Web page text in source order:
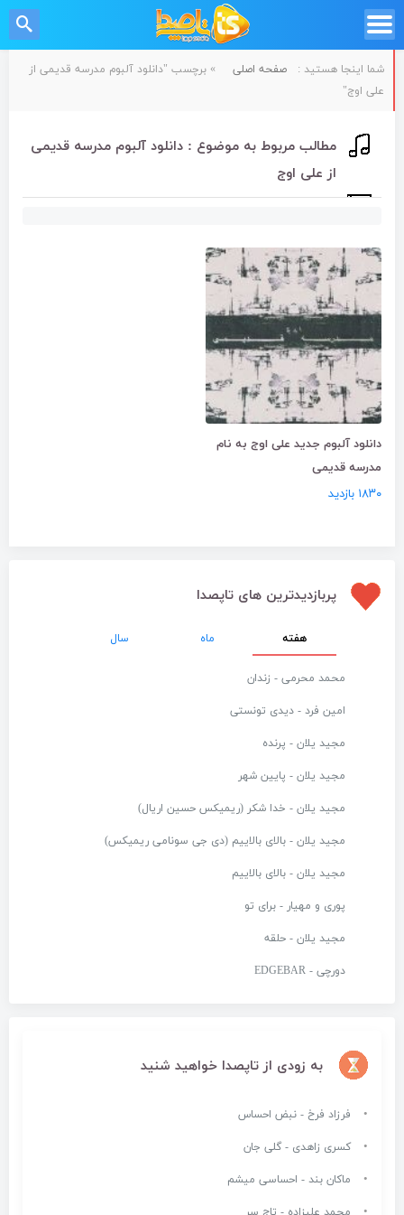
شما اینجا هستید : صفحه اصلی » برچسب "دانلود آلبوم مدرسه قدیمی از
علی اوج"
مطالب مربوط به موضوع : دانلود آلبوم مدرسه قدیمی
از علی اوج
دانلود آلبوم جدید علی اوج به نام
مدرسه قدیمی
۱۸۳۰ بازدید
پربازدیدترین های تاپصدا
هفته ماه سال
محمد محرمی - زندان
امین فرد - دیدی تونستی
مجید یلان - پرنده
مجید یلان - پایین شهر
مجید یلان - خدا شکر (ریمیکس حسین اریال)
مجید یلان - بالای بالاییم (دی جی سونامی ریمیکس)
مجید یلان - بالای بالاییم
پوری و مهیار - برای تو
مجید یلان - حلقه
دورچی - EDGEBAR
به زودی از تاپصدا خواهید شنید
فرزاد فرخ - نبض احساس
کسری زاهدی - گلی جان
ماکان بند - احساسی میشم